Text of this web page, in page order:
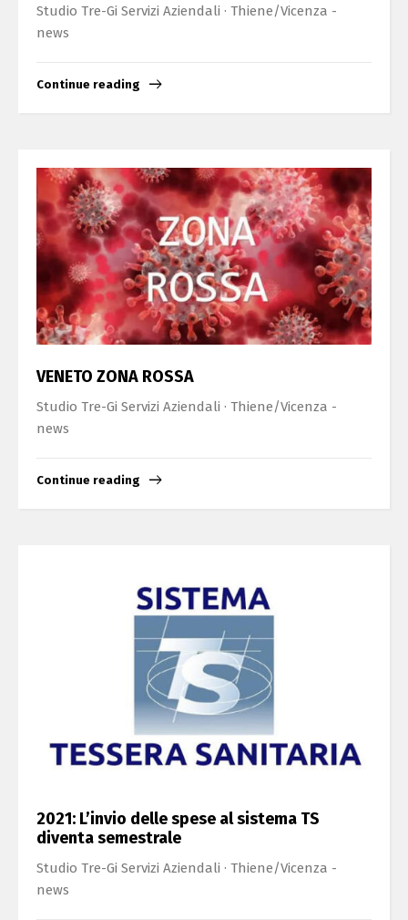
Studio Tre-Gi Servizi Aziendali · Thiene/Vicenza -
news
Continue reading
VENETO ZONA ROSSA
Studio Tre-Gi Servizi Aziendali · Thiene/Vicenza -
news
Continue reading
2021: L’invio delle spese al sistema TS
diventa semestrale
Studio Tre-Gi Servizi Aziendali · Thiene/Vicenza -
news